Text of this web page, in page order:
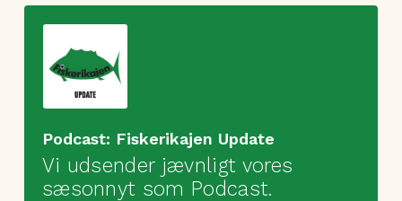
Podcast: Fiskerikajen Update
Vi udsender jævnligt vores
sæsonnyt som Podcast.